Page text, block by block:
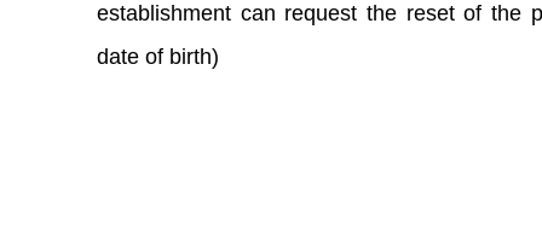
establishment can request the reset of the
date of birth)